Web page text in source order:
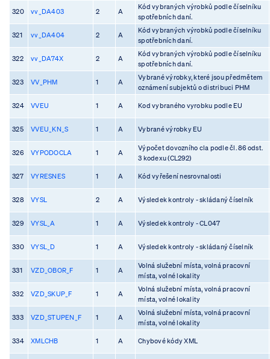
320 vv_DA403 2 A
Kód vybraných výrobků podle číselníku
spotřebních daní.
321 vv_DA404 2 A
Kód vybraných výrobků podle číselníku
spotřebních daní.
322 vv_DA74X 2 A
Kód vybraných výrobků podle číselníku
spotřebních daní.
323 VV_PHM 1 A
Vybrané výrobky, které jsou předmětem
oznámení subjektů o distribuci PHM
324 VVEU 1 A Kod vybraného vyrobku podle EU
325 VVEU_KN_S 1 A Vybrané výrobky EU
326 VYPODOCLA 1 A
Výpočet dovozního cla podle čl. 86 odst.
3 kodexu (CL292)
327 VYRESNES 1 A Kód vyřešení nesrovnalosti
328 VYSL 2 A Výsledek kontroly - skládaný číselník
329 VYSL_A 1 A Výsledek kontroly - CL047
330 VYSL_D 1 A Výsledek kontroly - skládaný číselník
331 VZD_OBOR_F 1 A
Volná služební místa, volná pracovní
místa, volné lokality
332 VZD_SKUP_F 1 A
Volná služební místa, volná pracovní
místa, volné lokality
333 VZD_STUPEN_F 1 A
Volná služební místa, volná pracovní
místa, volné lokality
334 XMLCHB 1 A Chybové kódy XML